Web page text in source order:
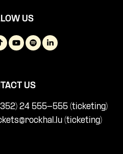
US
US
24 555-555 (ticketing)
(ticketing)